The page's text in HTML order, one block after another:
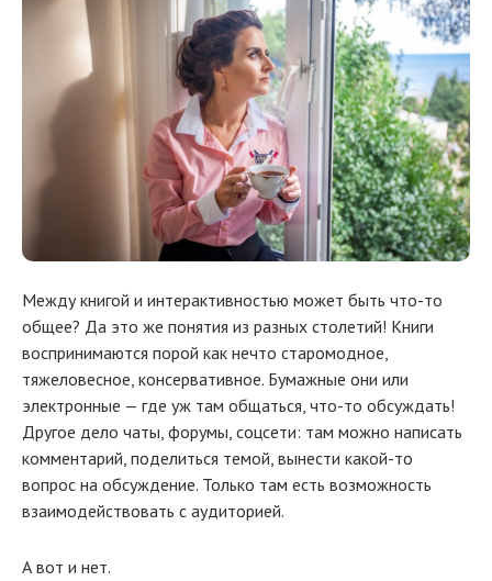
Между книгой и интерактивностью может быть что-то
общее? Да это же понятия из разных столетий! Книги
воспринимаются порой как нечто старомодное,
тяжеловесное, консервативное. Бумажные они или
электронные — где уж там общаться, что-то обсуждать!
Другое дело чаты, форумы, соцсети: там можно написать
комментарий, поделиться темой, вынести какой-то
вопрос на обсуждение. Только там есть возможность
взаимодействовать с аудиторией.
А вот и нет.